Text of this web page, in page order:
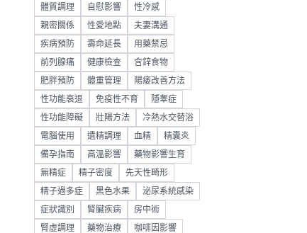
體質調理 自慰影響 性冷感
親密關係 性愛地點 夫妻溝通
疾病預防 壽命延長 用藥禁忌
前列腺痛 健康檢查 含鋅食物
肥胖預防 體重管理 陽痿改善方法
性功能衰退 免疫性不育 隱睾症
性功能障礙 壯陽方法 冷熱水交替浴
電腦使用 遺精調理 血精 精囊炎
備孕指南 高溫影響 藥物影響生育
無精症 精子密度 先天性畸形
精子過多症 黑色水果 泌尿系統感染
症狀識別 腎臟疾病 房中術
腎虛調理 藥物治療 咖啡因影響